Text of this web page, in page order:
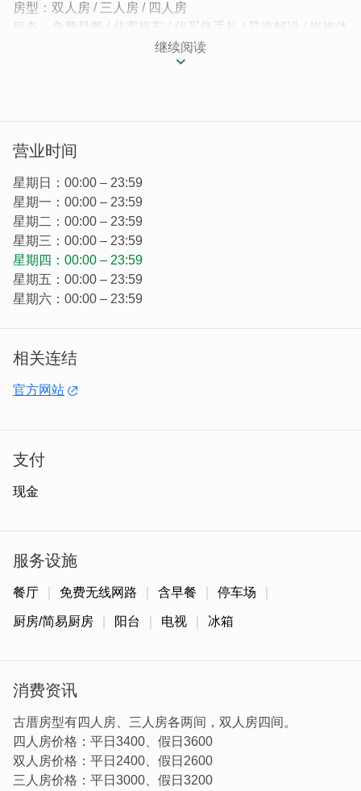
房型：双人房 / 三人房 / 四人房
服务：免费早餐 / 代客租车 / 代买伴手礼 / 导览解说 / 旗袍体
筑的外观，搭配着新式的床、卫浴及其他设备，让您能住得
舒适外，也能体验闽南式建筑的古色古香。古厝包含两落、
左护龙以及左前护龙。
小陈故事是由专业师傅将近坍塌的古厝，花费约三年时间细
继续阅读
营业时间
星期日：00:00 – 23:59
星期一：00:00 – 23:59
星期二：00:00 – 23:59
星期三：00:00 – 23:59
星期四：00:00 – 23:59
星期五：00:00 – 23:59
星期六：00:00 – 23:59
相关连结
官方网站
支付
现金
服务设施
餐厅 免费无线网路 含早餐 停车场
厨房/简易厨房 阳台 电视 冰箱
消费资讯
古厝房型有四人房、三人房各两间，双人房四间。
四人房价格：平日3400、假日3600
双人房价格：平日2400、假日2600
三人房价格：平日3000、假日3200